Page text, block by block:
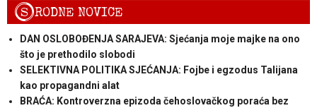
SRODNE NOVICE
DAN OSLOBOĐENJA SARAJEVA: Sjećanja moje majke na ono
što je prethodilo slobodi
SELEKTIVNA POLITIKA SJEĆANJA: Fojbe i egzodus Talijana
kao propagandni alat
BRAĆA: Kontroverzna epizoda čehoslovačkog poraća bez